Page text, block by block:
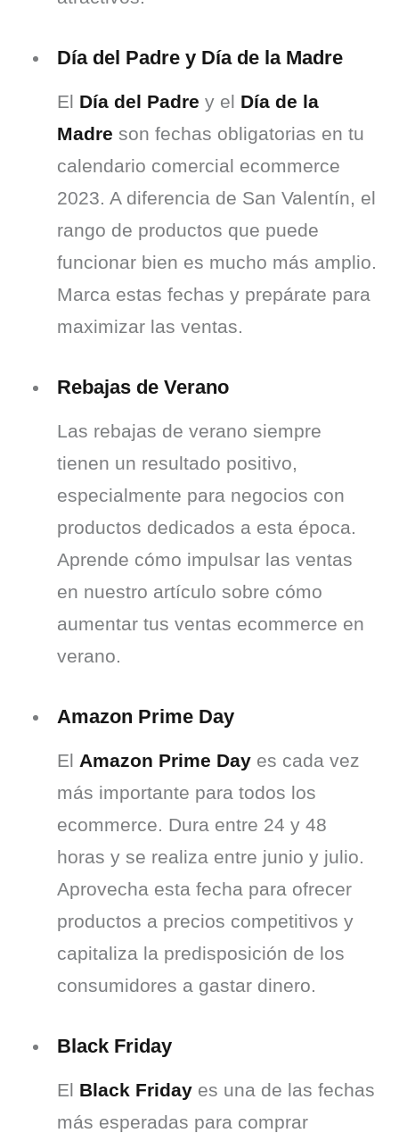
Día del Padre y Día de la Madre
El Día del Padre y el Día de la
Madre son fechas obligatorias en tu
calendario comercial ecommerce
2023. A diferencia de San Valentín, el
rango de productos que puede
funcionar bien es mucho más amplio.
Marca estas fechas y prepárate para
maximizar las ventas.
Rebajas de Verano
Las rebajas de verano siempre
tienen un resultado positivo,
especialmente para negocios con
productos dedicados a esta época.
Aprende cómo impulsar las ventas
en nuestro artículo sobre cómo
aumentar tus ventas ecommerce en
verano.
Amazon Prime Day
El Amazon Prime Day es cada vez
más importante para todos los
ecommerce. Dura entre 24 y 48
horas y se realiza entre junio y julio.
Aprovecha esta fecha para ofrecer
productos a precios competitivos y
capitaliza la predisposición de los
consumidores a gastar dinero.
Black Friday
El Black Friday es una de las fechas
más esperadas para comprar